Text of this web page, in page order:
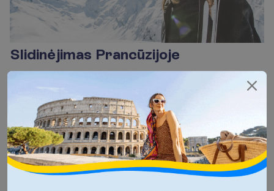
Slidinėjimas Prancūzijoje
kryptį. Ir jie tikrai tam turi priežasčių. Juk ši šalis turi tiek unikalių
brangakmenių savo karūnoje, o vienas jų, neabejotinai, yra
Prancūzijos kalnų virtinės. Tiesa, netgi oficialiais duomenimis,
Prancūzija kelis metus iš eilės buvo populiariausia slidinėjimo
kryptis pasaulyje, aplenkianti netgi pačią Ameriką. Tiesa,
neseniai jos vėl susikeitė vietomis. Ir vis dėlto kuo slidinėjimas
Prancūzijoje yra toks ypatingas?